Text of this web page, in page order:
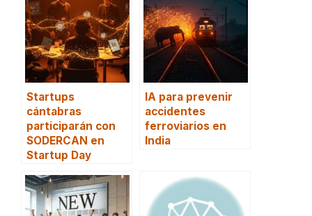
Startups
cántabras
participarán con
SODERCAN en
Startup Day
IA para prevenir
accidentes
ferroviarios en
India